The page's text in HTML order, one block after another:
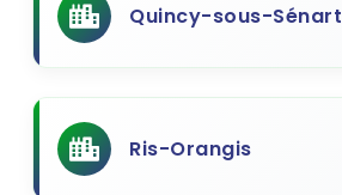
Quincy-sous-Sénart
Ris-Orangis